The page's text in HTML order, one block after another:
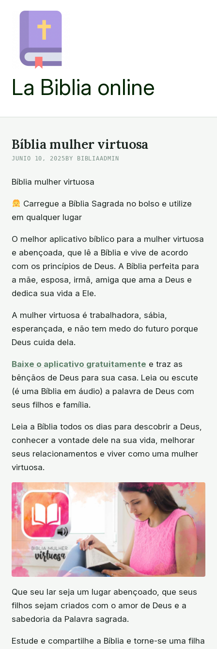
La Biblia online
Bíblia mulher virtuosa
JUNIO 10, 2025 BY BIBLIAADMIN
Bíblia mulher virtuosa
Carregue a Bíblia Sagrada no bolso e utilize
em qualquer lugar
O melhor aplicativo bíblico para a mulher virtuosa
e abençoada, que lê a Bíblia e vive de acordo
com os princípios de Deus. A Bíblia perfeita para
a mãe, esposa, irmã, amiga que ama a Deus e
dedica sua vida a Ele.
A mulher virtuosa é trabalhadora, sábia,
esperançada, e não tem medo do futuro porque
Deus cuida dela.
Baixe o aplicativo gratuitamente e traz as
bênçãos de Deus para sua casa. Leia ou escute
(é uma Bíblia em áudio) a palavra de Deus com
seus filhos e família.
Leia a Bíblia todos os dias para descobrir a Deus,
conhecer a vontade dele na sua vida, melhorar
seus relacionamentos e viver como uma mulher
virtuosa.
Que seu lar seja um lugar abençoado, que seus
filhos sejam criados com o amor de Deus e a
sabedoria da Palavra sagrada.
Estude e compartilhe a Bíblia e torne-se uma filha